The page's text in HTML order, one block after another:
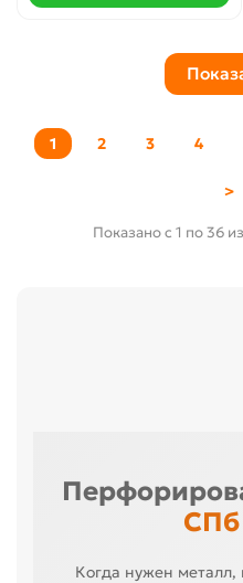
1 2 3 4
>
Показано с 1 по 36
Когда нужен металл,